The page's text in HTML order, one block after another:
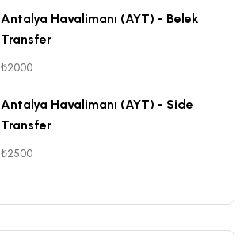
Antalya Havalimanı (AYT) - Belek
Transfer
₺2000
Antalya Havalimanı (AYT) - Side
Transfer
₺2500